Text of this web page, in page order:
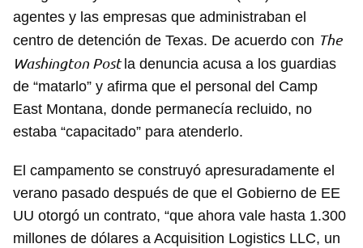
agentes y las empresas que administraban el
centro de detención de Texas. De acuerdo con The
Washington Post la denuncia acusa a los guardias
de “matarlo” y afirma que el personal del Camp
East Montana, donde permanecía recluido, no
estaba “capacitado” para atenderlo.
El campamento se construyó apresuradamente el
verano pasado después de que el Gobierno de EE
UU otorgó un contrato, “que ahora vale hasta 1.300
millones de dólares a Acquisition Logistics LLC, un